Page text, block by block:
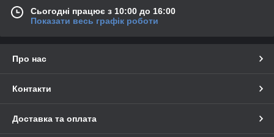
Сьогодні працює з 10:00 до 16:00
Показати весь графік роботи
Про нас
Контакти
Доставка та оплата